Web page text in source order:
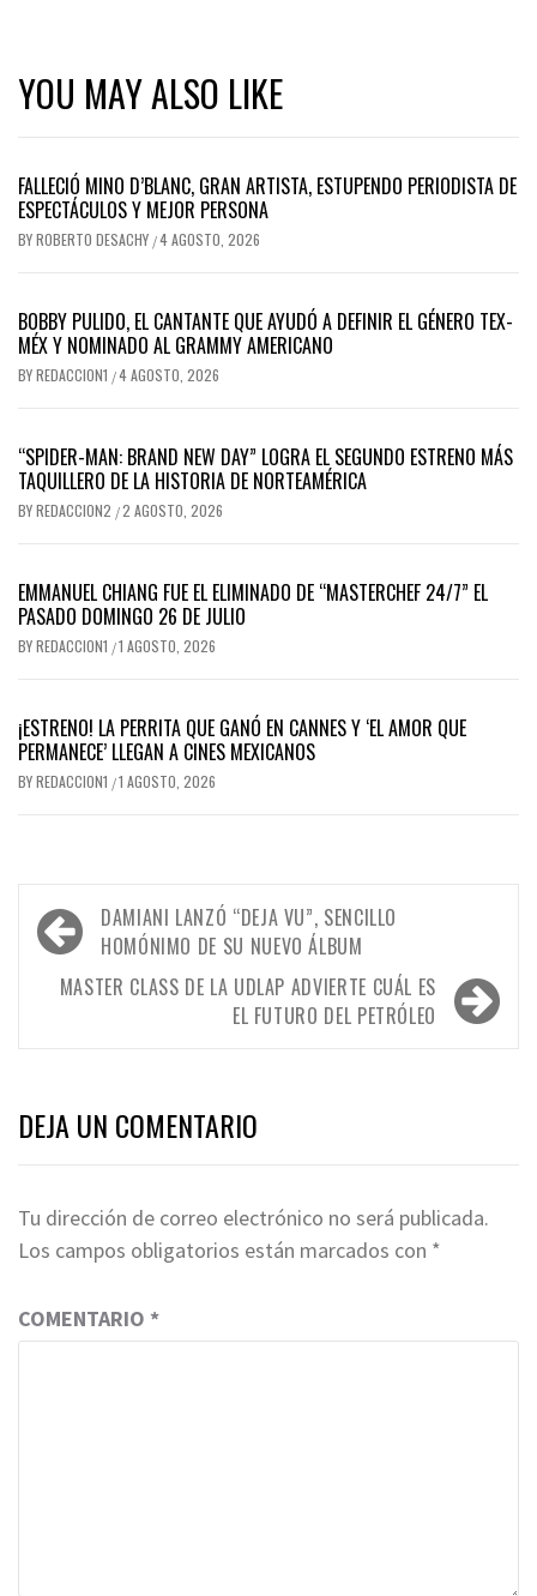
YOU MAY ALSO LIKE
FALLECIÓ MINO D’BLANC, GRAN ARTISTA, ESTUPENDO PERIODISTA DE
ESPECTÁCULOS Y MEJOR PERSONA
BYROBERTO DESACHY /4 AGOSTO, 2026
BOBBY PULIDO, EL CANTANTE QUE AYUDÓ A DEFINIR EL GÉNERO TEX-
MÉX Y NOMINADO AL GRAMMY AMERICANO
BYREDACCION1 /4 AGOSTO, 2026
“SPIDER-MAN: BRAND NEW DAY” LOGRA EL SEGUNDO ESTRENO MÁS
TAQUILLERO DE LA HISTORIA DE NORTEAMÉRICA
BYREDACCION2 /2 AGOSTO, 2026
EMMANUEL CHIANG FUE EL ELIMINADO DE “MASTERCHEF 24/7” EL
PASADO DOMINGO 26 DE JULIO
BYREDACCION1 /1 AGOSTO, 2026
¡ESTRENO! LA PERRITA QUE GANÓ EN CANNES Y ‘EL AMOR QUE
PERMANECE’ LLEGAN A CINES MEXICANOS
BYREDACCION1 /1 AGOSTO, 2026
Navegación
de
entradas
DAMIANI LANZÓ “DEJA VU”, SENCILLO
HOMÓNIMO DE SU NUEVO ÁLBUM
MASTER CLASS DE LA UDLAP ADVIERTE CUÁL ES
EL FUTURO DEL PETRÓLEO
DEJA UN COMENTARIO
Tu dirección de correo electrónico no será publicada.
Los campos obligatorios están marcados con *
COMENTARIO *